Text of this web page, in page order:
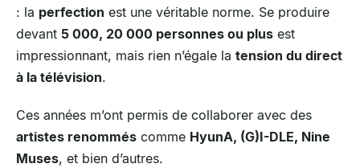
: la perfection est une véritable norme. Se produire
devant 5 000, 20 000 personnes ou plus est
impressionnant, mais rien n’égale la tension du direct
à la télévision.
Ces années m’ont permis de collaborer avec des
artistes renommés comme HyunA, (G)I-DLE, Nine
Muses, et bien d’autres.